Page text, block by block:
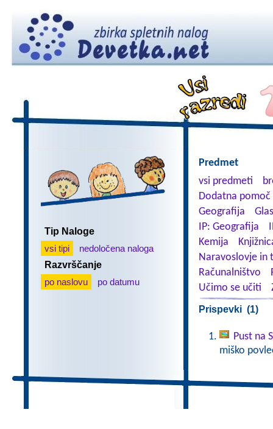
Tip Naloge
vsi tipi
nedoločena naloga
Razvrščanje
po naslovu
po datumu
Predmet
vsi predmeti
Dodatna
Geografija
IP: Geografija
Kemija
Naravoslovje in
Računalništvo
Učimo se učiti
Prispevki (1)
Pust na
miško